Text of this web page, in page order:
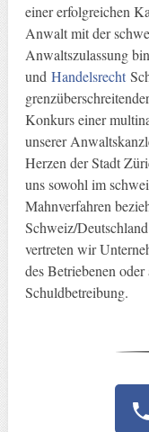
einer erfolgreichen
Anwalt mit der
Anwaltszulassung
und Handelsrecht
Konkurs einer
unserer
Herzen der Stadt
uns sowohl im
Mahnverfahren
Schweiz/
vertreten wir
des Betriebenen
Schuldbetreibung.